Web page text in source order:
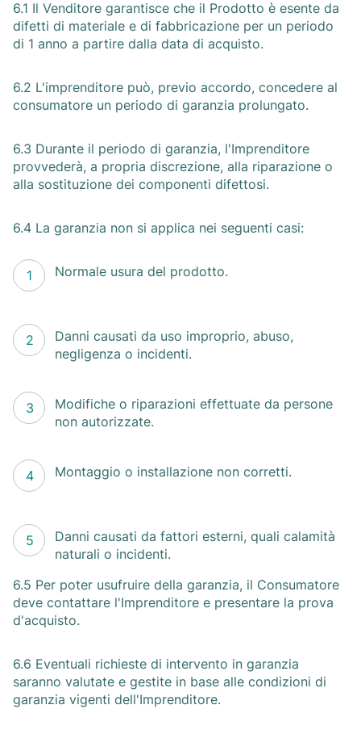
6.1 Il Venditore garantisce che il Prodotto è esente da
difetti di materiale e di fabbricazione per un periodo
di 1 anno a partire dalla data di acquisto.
6.2 L'imprenditore può, previo accordo, concedere al
consumatore un periodo di garanzia prolungato.
6.3 Durante il periodo di garanzia, l'Imprenditore
provvederà, a propria discrezione, alla riparazione o
alla sostituzione dei componenti difettosi.
6.4 La garanzia non si applica nei seguenti casi:
Normale usura del prodotto.
Danni causati da uso improprio, abuso,
negligenza o incidenti.
Modifiche o riparazioni effettuate da persone
non autorizzate.
Montaggio o installazione non corretti.
Danni causati da fattori esterni, quali calamità
naturali o incidenti.
6.5 Per poter usufruire della garanzia, il Consumatore
deve contattare l'Imprenditore e presentare la prova
d'acquisto.
6.6 Eventuali richieste di intervento in garanzia
saranno valutate e gestite in base alle condizioni di
garanzia vigenti dell'Imprenditore.